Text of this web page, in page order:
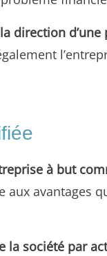
direction
à but
avantages
la société par